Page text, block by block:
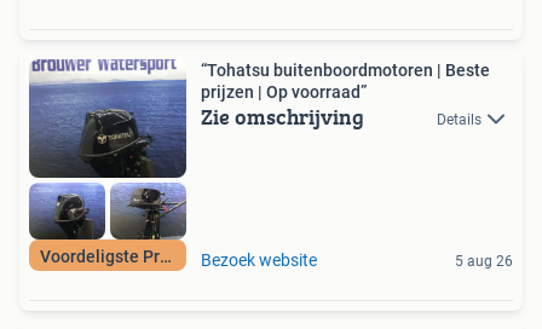
Voordeligste Prijs
“Tohatsu buitenboordmotoren | Beste
prijzen | Op voorraad”
Zie omschrijving Details
Bezoek website 5 aug 26